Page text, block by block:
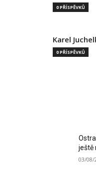
0 PŘÍSPĚVKŮ
Karel
0 PŘÍSPĚVKŮ
ještě
03/08/